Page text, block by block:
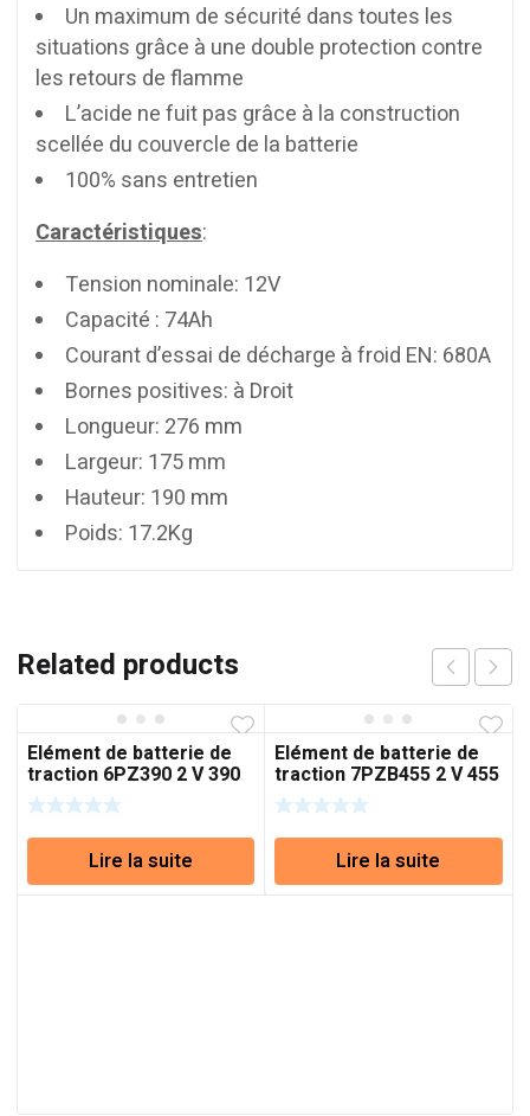
Un maximum de sécurité dans toutes les
situations grâce à une double protection contre
les retours de flamme
L’acide ne fuit pas grâce à la construction
scellée du couvercle de la batterie
100% sans entretien
Caractéristiques:
Tension nominale: 12V
Capacité : 74Ah
Courant d’essai de décharge à froid EN: 680A
Bornes positives: à Droit
Longueur: 276 mm
Largeur: 175 mm
Hauteur: 190 mm
Poids: 17.2Kg
Related products
Elément de batterie de
traction 6PZ390 2 V 390
Ah (C5)
Lire la suite
Elément de batterie de
traction 7PZB455 2 V 455
Ah (C5)
Lire la suite